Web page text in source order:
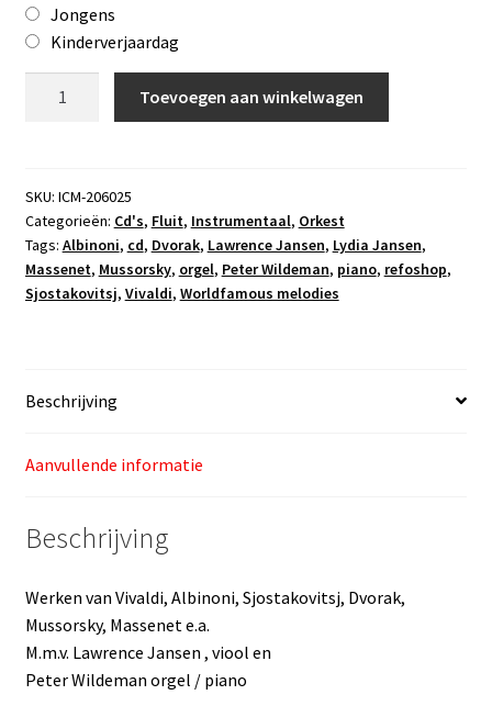
Jongens
Kinderverjaardag
melodies
aantal
Toevoegen aan winkelwagen
SKU: ICM-206025
Categorieën: Cd's, Fluit, Instrumentaal, Orkest
Tags: Albinoni, cd, Dvorak, Lawrence Jansen, Lydia Jansen,
Massenet, Mussorsky, orgel, Peter Wildeman, piano, refoshop,
Sjostakovitsj, Vivaldi, Worldfamous melodies
Beschrijving
Aanvullende informatie
Beschrijving
Werken van Vivaldi, Albinoni, Sjostakovitsj, Dvorak,
Mussorsky, Massenet e.a.
M.m.v. Lawrence Jansen , viool en
Peter Wildeman orgel / piano